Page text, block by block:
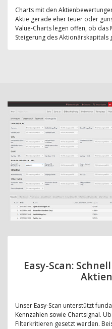
Charts mit den
Aktie gerade eher teuer oder
Value-Charts legen offen, ob das
Steigerung des Aktionärskapitals
Easy-Scan:
Unser Easy-Scan unterstützt
Kennzahlen sowie Chartsignal.
Filterkritieren gesetzt werden.